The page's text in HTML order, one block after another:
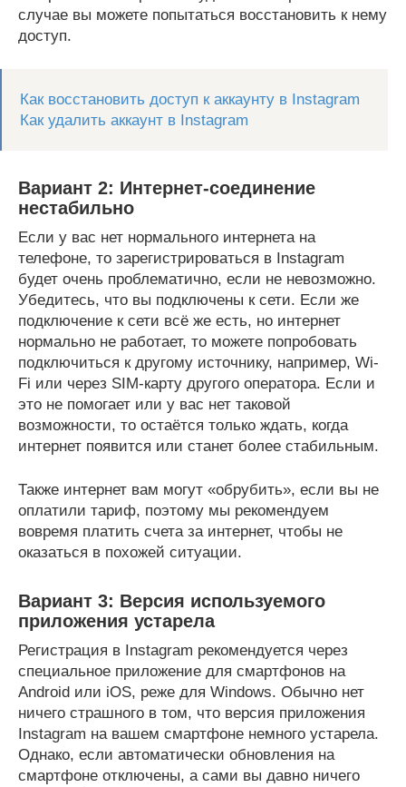
случае вы можете попытаться восстановить к нему
доступ.
Как восстановить доступ к аккаунту в Instagram
Как удалить аккаунт в Instagram
Вариант 2: Интернет-соединение
нестабильно
Если у вас нет нормального интернета на
телефоне, то зарегистрироваться в Instagram
будет очень проблематично, если не невозможно.
Убедитесь, что вы подключены к сети. Если же
подключение к сети всё же есть, но интернет
нормально не работает, то можете попробовать
подключиться к другому источнику, например, Wi-
Fi или через SIM-карту другого оператора. Если и
это не помогает или у вас нет таковой
возможности, то остаётся только ждать, когда
интернет появится или станет более стабильным.
Также интернет вам могут «обрубить», если вы не
оплатили тариф, поэтому мы рекомендуем
вовремя платить счета за интернет, чтобы не
оказаться в похожей ситуации.
Вариант 3: Версия используемого
приложения устарела
Регистрация в Instagram рекомендуется через
специальное приложение для смартфонов на
Android или iOS, реже для Windows. Обычно нет
ничего страшного в том, что версия приложения
Instagram на вашем смартфоне немного устарела.
Однако, если автоматически обновления на
смартфоне отключены, а сами вы давно ничего